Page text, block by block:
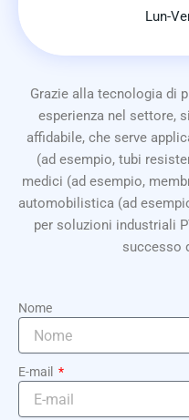
Lun-
Grazie alla tecnologia di
esperienza nel settore,
affidabile, che serve
(ad esempio, tubi
medici (ad esempio,
automobilistica (ad
per soluzioni industriali
successo
Nome
E-mail